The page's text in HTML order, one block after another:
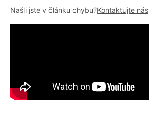
Našli jste v článku chybu?Kontaktujte nás